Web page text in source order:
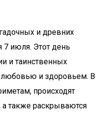
и древних
7 июля. Этот день
и таинственных
любовью и здоровьем. В
происходят
а также раскрываются